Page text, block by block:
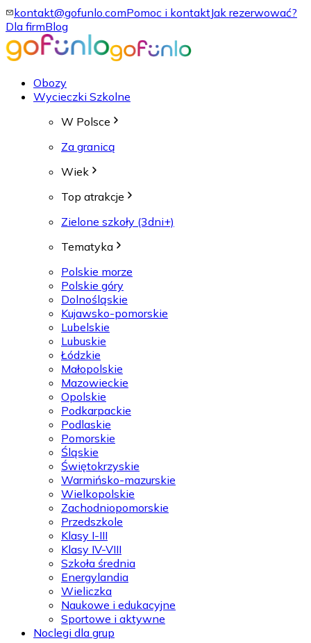
kontakt@gofunlo.comPomoc i kontaktJak rezerwować?
Dla firmBlog
Obozy
Wycieczki Szkolne
W Polsce
Za granicą
Wiek
Top atrakcje
Zielone szkoły (3dni+)
Tematyka
Polskie morze
Polskie góry
Dolnośląskie
Kujawsko-pomorskie
Lubelskie
Lubuskie
Łódzkie
Małopolskie
Mazowieckie
Opolskie
Podkarpackie
Podlaskie
Pomorskie
Śląskie
Świętokrzyskie
Warmińsko-mazurskie
Wielkopolskie
Zachodniopomorskie
Przedszkole
Klasy I-III
Klasy IV-VIII
Szkoła średnia
Energylandia
Wieliczka
Naukowe i edukacyjne
Sportowe i aktywne
Noclegi dla grup